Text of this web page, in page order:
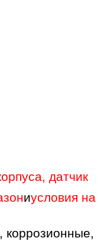
датчик
иусловия на
коррозионные,